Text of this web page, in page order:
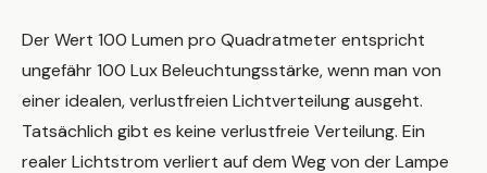
Der Wert 100 Lumen pro Quadratmeter entspricht
ungefähr 100 Lux Beleuchtungsstärke, wenn man von
einer idealen, verlustfreien Lichtverteilung ausgeht.
Tatsächlich gibt es keine verlustfreie Verteilung. Ein
realer Lichtstrom verliert auf dem Weg von der Lampe